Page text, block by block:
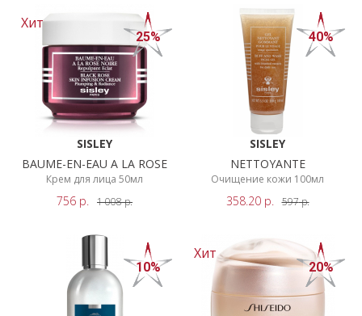
Хит
25%
SISLEY
BAUME-EN-EAU A LA ROSE
Крем для лица 50мл
756 р. 1 008р.
40%
SISLEY
NETTOYANTE
Очищение кожи 100мл
358.20р. 597р.
10%
Хит
20%